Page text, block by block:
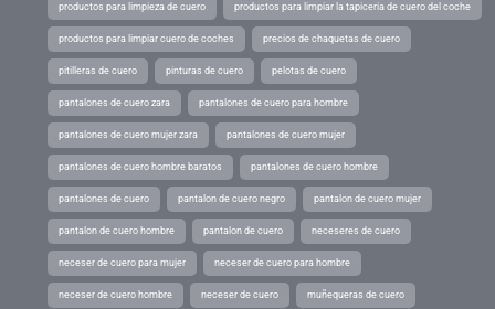
productos para limpieza de cuero productos para limpiar la tapiceria de cuero del coche
productos para limpiar cuero de coches precios de chaquetas de cuero
pitilleras de cuero pinturas de cuero pelotas de cuero
pantalones de cuero zara pantalones de cuero para hombre
pantalones de cuero mujer zara pantalones de cuero mujer
pantalones de cuero hombre baratos pantalones de cuero hombre
pantalones de cuero pantalon de cuero negro pantalon de cuero mujer
pantalon de cuero hombre pantalon de cuero neceseres de cuero
neceser de cuero para mujer neceser de cuero para hombre
neceser de cuero hombre neceser de cuero muñequeras de cuero